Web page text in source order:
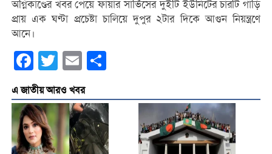
অগ্নিকাণ্ডের খবর পেয়ে ফায়ার সার্ভিসের দুইটি ইউনিটের চারটি গাড়ি
প্রায় এক ঘণ্টা প্রচেষ্টা চালিয়ে দুপুর ২টার দিকে আগুন নিয়ন্ত্রণে
আনে।
Facebook
Twitter Email
এ জাতীয় আরও খবর